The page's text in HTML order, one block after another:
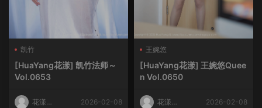
凯竹
[HuaYang花漾] 凯竹法师～
Vol.0653
花漾
2026-02-08
王婉悠
[HuaYang花漾] 王婉悠Quee
n Vol.0650
花漾
2026-02-08